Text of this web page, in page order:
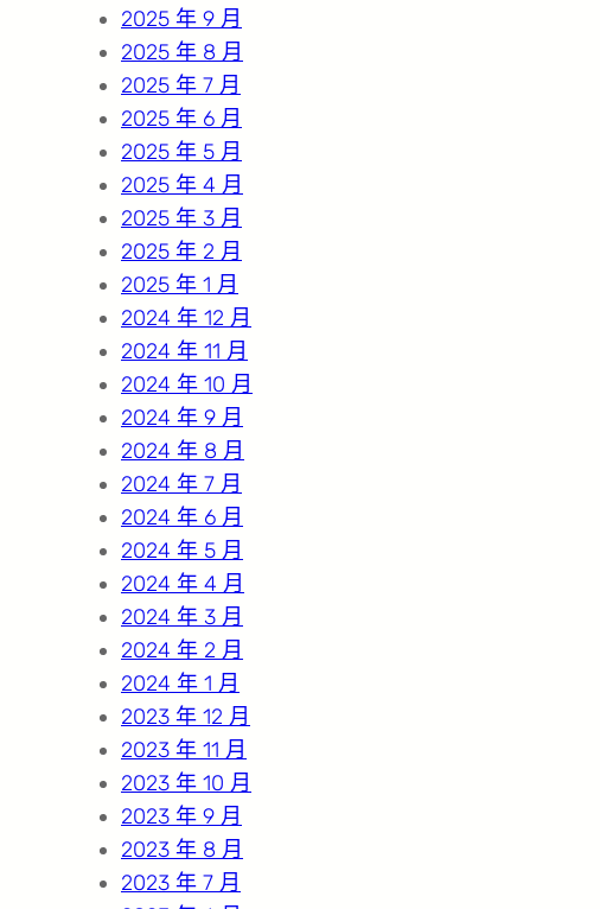
2025 年 9 月
2025 年 8 月
2025 年 7 月
2025 年 6 月
2025 年 5 月
2025 年 4 月
2025 年 3 月
2025 年 2 月
2025 年 1 月
2024 年 12 月
2024 年 11 月
2024 年 10 月
2024 年 9 月
2024 年 8 月
2024 年 7 月
2024 年 6 月
2024 年 5 月
2024 年 4 月
2024 年 3 月
2024 年 2 月
2024 年 1 月
2023 年 12 月
2023 年 11 月
2023 年 10 月
2023 年 9 月
2023 年 8 月
2023 年 7 月